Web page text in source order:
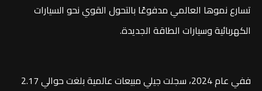
تسارع نموها العالمي مدفوعًا بالتحول القوي نحو السيارات
الكهربائية وسيارات الطاقة الجديدة.
ففي عام 2024، سجلت جيلي مبيعات عالمية بلغت حوالي 2.17